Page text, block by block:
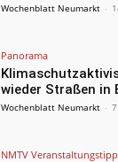
Wochenblatt Neumarkt -
Panorama
wieder Straßen in
Wochenblatt Neumarkt -
NMTV